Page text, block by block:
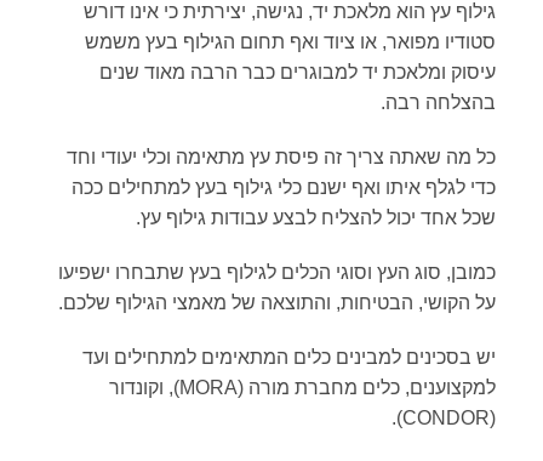
גילוף עץ הוא מלאכת יד, נגישה, יצירתית כי אינו דורש
סטודיו מפואר, או ציוד ואף תחום הגילוף בעץ משמש
עיסוק ומלאכת יד למבוגרים כבר הרבה מאוד שנים
בהצלחה רבה.
כל מה שאתה צריך זה פיסת עץ מתאימה וכלי יעודי וחד
כדי לגלף איתו ואף ישנם כלי גילוף בעץ למתחילים ככה
שכל אחד יכול להצליח לבצע עבודות גילוף עץ.
כמובן, סוג העץ וסוגי הכלים לגילוף בעץ שתבחרו ישפיעו
על הקושי, הבטיחות, והתוצאה של מאמצי הגילוף שלכם.
יש בסכינים למבינים כלים המתאימים למתחילים ועד
למקצוענים, כלים מחברת מורה (MORA), וקונדור
(CONDOR).